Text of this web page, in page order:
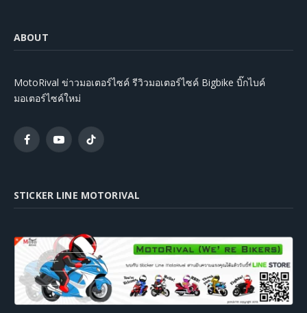
ABOUT
MotoRival ข่าวมอเตอร์ไซค์ รีวิวมอเตอร์ไซค์ Bigbike บิ๊กไบค์
มอเตอร์ไซค์ใหม่
FacebookYouTubeTikTok
STICKER LINE MOTORIVAL